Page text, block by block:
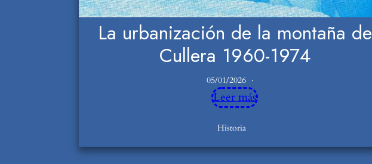
La urbanización de la montaña de
Cullera 1960-1974
05/01/2026
Historia
Leer más